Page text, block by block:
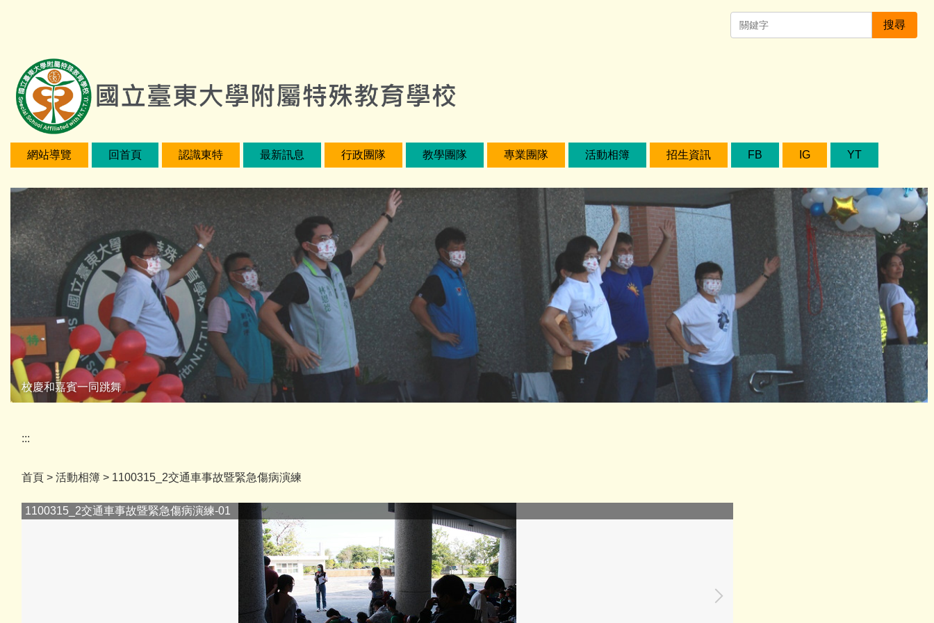
容
搜尋
網站導覽 回首頁 認識東特 最新訊息 行政團隊 教學團隊 專業團隊 活動相簿 招生資訊 FB IG YT
校慶和嘉賓一同跳舞
:::
首頁 > 活動相簿 > 1100315_2交通車事故暨緊急傷病演練
1100315_2交通車事故暨緊急傷病演練-02